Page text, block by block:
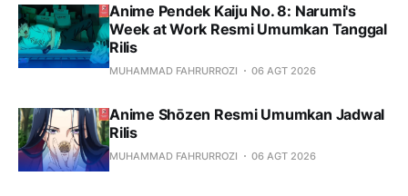
Anime Pendek Kaiju No. 8: Narumi's
Week at Work Resmi Umumkan Tanggal
Rilis
MUHAMMAD FAHRURROZI 06 AGT 2026
Anime Shōzen Resmi Umumkan Jadwal
Rilis
MUHAMMAD FAHRURROZI 06 AGT 2026